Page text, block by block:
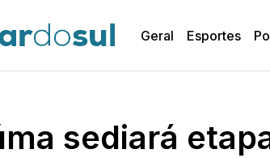
Geral Esportes
sediará